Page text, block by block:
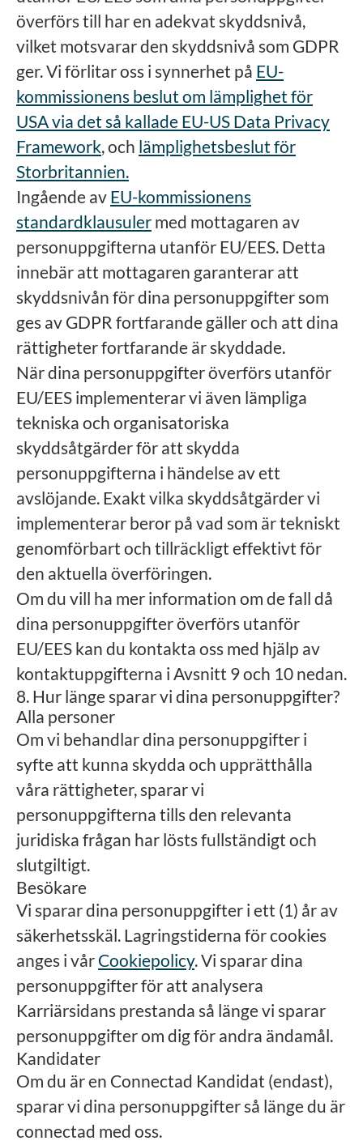
överförs till har en adekvat skyddsnivå,
vilket motsvarar den skyddsnivå som GDPR
ger. Vi förlitar oss i synnerhet på EU-
kommissionens beslut om lämplighet för
USA via det så kallade EU-US Data Privacy
Framework, och lämplighetsbeslut för
Storbritannien.
Ingående av EU-kommissionens
standardklausuler med mottagaren av
personuppgifterna utanför EU/EES. Detta
innebär att mottagaren garanterar att
skyddsnivån för dina personuppgifter som
ges av GDPR fortfarande gäller och att dina
rättigheter fortfarande är skyddade.
När dina personuppgifter överförs utanför
EU/EES implementerar vi även lämpliga
tekniska och organisatoriska
skyddsåtgärder för att skydda
personuppgifterna i händelse av ett
avslöjande. Exakt vilka skyddsåtgärder vi
implementerar beror på vad som är tekniskt
genomförbart och tillräckligt effektivt för
den aktuella överföringen.
Om du vill ha mer information om de fall då
dina personuppgifter överförs utanför
EU/EES kan du kontakta oss med hjälp av
kontaktuppgifterna i Avsnitt 9 och 10 nedan.
8. Hur länge sparar vi dina personuppgifter?
Alla personer
Om vi ​​behandlar dina personuppgifter i
syfte att kunna skydda och upprätthålla
våra rättigheter, sparar vi
personuppgifterna tills den relevanta
juridiska frågan har lösts fullständigt och
slutgiltigt.
Besökare
Vi sparar dina personuppgifter i ett (1) år av
säkerhetsskäl. Lagringstiderna för cookies
anges i vår Cookiepolicy. Vi sparar dina
personuppgifter för att analysera
Karriärsidans prestanda så länge vi sparar
personuppgifter om dig för andra ändamål.
Kandidater
Om du är en Connectad Kandidat (endast),
sparar vi dina personuppgifter så länge du är
connectad med oss.